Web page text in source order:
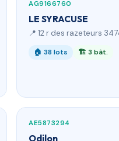
AG9166760
LE SYRACUSE
📍 12 r des razeteurs
🏠 38 lots 🏗 3 bât.
AE5873294
Odilon